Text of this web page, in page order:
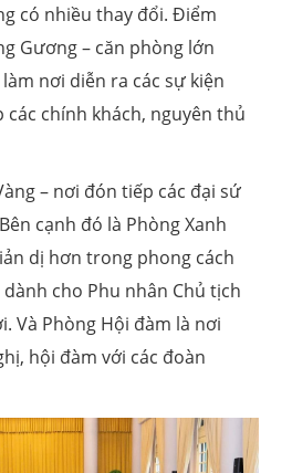
có nhiều thay đổi. Điểm
Gương – căn phòng lớn
nơi diễn ra các sự kiện
chính khách, nguyên thủ
– nơi đón tiếp các đại sứ
cạnh đó là Phòng Xanh
dị hơn trong phong cách
cho Phu nhân Chủ tịch
Và Phòng Hội đàm là nơi
hội đàm với các đoàn